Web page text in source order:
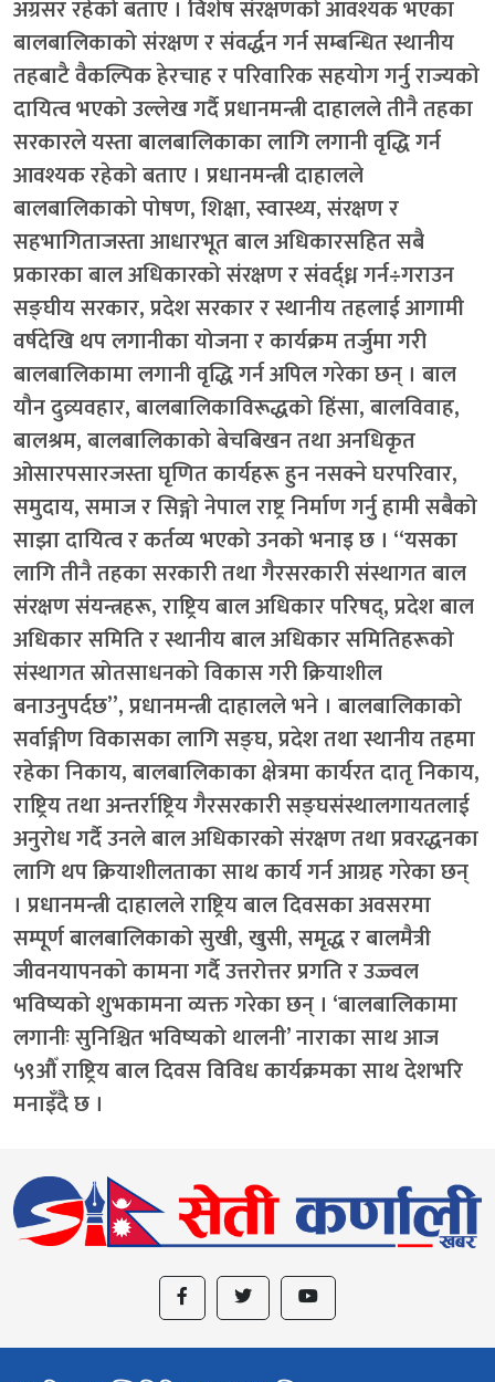
अग्रसर रहेको बताए । विशेष संरक्षणको आवश्यक भएका
बालबालिकाको संरक्षण र संवर्द्धन गर्न सम्बन्धित स्थानीय
तहबाटै वैकल्पिक हेरचाह र परिवारिक सहयोग गर्नु राज्यको
दायित्व भएको उल्लेख गर्दै प्रधानमन्त्री दाहालले तीनै तहका
सरकारले यस्ता बालबालिकाका लागि लगानी वृद्धि गर्न
आवश्यक रहेको बताए । प्रधानमन्त्री दाहालले
बालबालिकाको पोषण, शिक्षा, स्वास्थ्य, संरक्षण र
सहभागिताजस्ता आधारभूत बाल अधिकारसहित सबै
प्रकारका बाल अधिकारको संरक्षण र संवर्द्ध्न गर्न÷गराउन
सङ्घीय सरकार, प्रदेश सरकार र स्थानीय तहलाई आगामी
वर्षदेखि थप लगानीका योजना र कार्यक्रम तर्जुमा गरी
बालबालिकामा लगानी वृद्धि गर्न अपिल गरेका छन् । बाल
यौन दुव्र्यवहार, बालबालिकाविरूद्धको हिंसा, बालविवाह,
बालश्रम, बालबालिकाको बेचबिखन तथा अनधिकृत
ओसारपसारजस्ता घृणित कार्यहरू हुन नसक्ने घरपरिवार,
समुदाय, समाज र सिङ्गो नेपाल राष्ट्र निर्माण गर्नु हामी सबैको
साझा दायित्व र कर्तव्य भएको उनको भनाइ छ । “यसका
लागि तीनै तहका सरकारी तथा गैरसरकारी संस्थागत बाल
संरक्षण संयन्त्रहरू, राष्ट्रिय बाल अधिकार परिषद्, प्रदेश बाल
अधिकार समिति र स्थानीय बाल अधिकार समितिहरूको
संस्थागत स्रोतसाधनको विकास गरी क्रियाशील
बनाउनुपर्दछ”, प्रधानमन्त्री दाहालले भने । बालबालिकाको
सर्वाङ्गीण विकासका लागि सङ्घ, प्रदेश तथा स्थानीय तहमा
रहेका निकाय, बालबालिकाका क्षेत्रमा कार्यरत दातृ निकाय,
राष्ट्रिय तथा अन्तर्राष्ट्रिय गैरसरकारी सङ्घसंस्थालगायतलाई
अनुरोध गर्दै उनले बाल अधिकारको संरक्षण तथा प्रवरद्धनका
लागि थप क्रियाशीलताका साथ कार्य गर्न आग्रह गरेका छन्
। प्रधानमन्त्री दाहालले राष्ट्रिय बाल दिवसका अवसरमा
सम्पूर्ण बालबालिकाको सुखी, खुसी, समृद्ध र बालमैत्री
जीवनयापनको कामना गर्दै उत्तरोत्तर प्रगति र उज्ज्वल
भविष्यको शुभकामना व्यक्त गरेका छन् । ‘बालबालिकामा
लगानीः सुनिश्चित भविष्यको थालनी’ नाराका साथ आज
५९औँ राष्ट्रिय बाल दिवस विविध कार्यक्रमका साथ देशभरि
मनाइँदै छ ।